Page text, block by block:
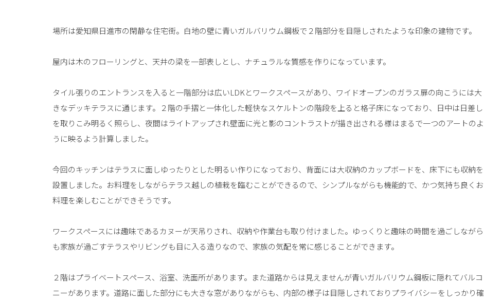
場所は愛知県日進市の閑静な住宅街。白地の壁に青いガルバリウム鋼板で２階部分を目隠しされたような印象の建物です。
屋内は木のフローリングと、天井の梁を一部表しとし、ナチュラルな質感を作りになっています。
タイル張りのエントランスを入ると一階部分は広いLDKとワークスペースがあり、ワイドオープンのガラス扉の向こうには大
きなデッキテラスに通じます。２階の手摺と一体化した軽快なスケルトンの階段を上ると格子床になっており、日中は日差し
を取りこみ明るく照らし、夜間はライトアップされ壁面に光と影のコントラストが描き出される様はまるで一つのアートのよ
うに映るよう計算しました。
今回のキッチンはテラスに面しゆったりとした明るい作りになっており、背面には大収納のカップボードを、床下にも収納を
設置しました。お料理をしながらテラス越しの植栽を臨むことができるので、シンプルながらも機能的で、かつ気持ち良くお
料理を楽しむことができそうです。
ワークスペースには趣味であるカヌーが天吊りされ、収納や作業台も取り付けました。ゆっくりと趣味の時間を過ごしながら
も家族が過ごすテラスやリビングも目に入る造りなので、家族の気配を常に感じることができます。
２階はプライベートスペース、浴室、洗面所があります。また道路からは見えませんが青いガルバリウム鋼板に隠れてバルコ
ニーがあります。道路に面した部分にも大きな窓がありながらも、内部の様子は目隠しされておりプライバシーをしっかり確